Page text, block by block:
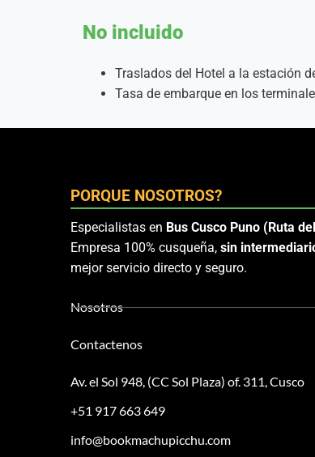
No incluido
Traslados del Hotel a la estación
Tasa de embarque en los
PORQUE NOSOTROS?
Especialistas en Bus Cusco Puno (Ruta
Empresa 100% cusqueña, sin
mejor servicio directo y seguro.
Nosotros
Contactenos
Av. el Sol 948, (CC Sol Plaza) of. 311, Cusco
+51 917 663 649
info@bookmachupicchu.com